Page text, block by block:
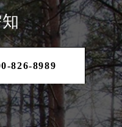
826-8989